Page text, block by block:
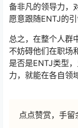
备非凡的领导力，
愿意跟随ENTJ的引
总之，在整个人群
不妨碍他们在职场
是否是ENTJ类型
力，就能在各自领
点点赞赏，手留